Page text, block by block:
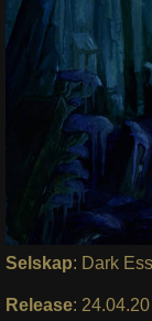
Selskap: Dark
Release: 24.04.20